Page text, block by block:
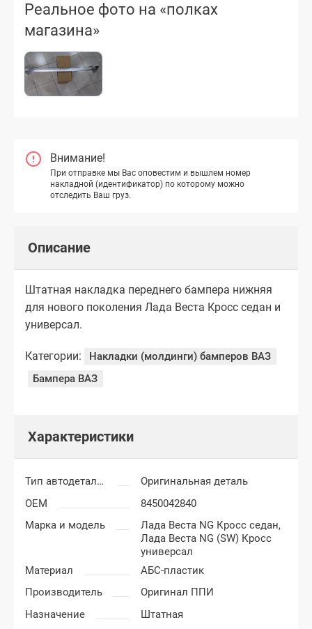
Реальное фото на «полках
магазина»
Внимание!
При отправке мы Вас оповестим и вышлем номер
накладной (идентификатор) по которому можно
отследить Ваш груз.
Описание
Штатная накладка переднего бампера нижняя
для нового поколения Лада Веста Кросс седан и
универсал.
Категории:
Накладки (молдинги) бамперов ВАЗ
Бампера ВАЗ
Характеристики
Тип автодеталей
Оригинальная деталь
OEM
8450042840
Марка и модель
Лада Веста NG Кросс седан,
Лада Веста NG (SW) Кросс
универсал
Материал
АБС-пластик
Производитель
Оригинал ППИ
Назначение
Штатная